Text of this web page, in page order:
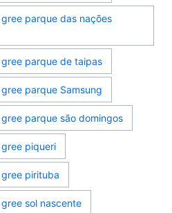
parque das nações
parque de taipas
parque Samsung
parque são domingos
piqueri
pirituba
sol nascente